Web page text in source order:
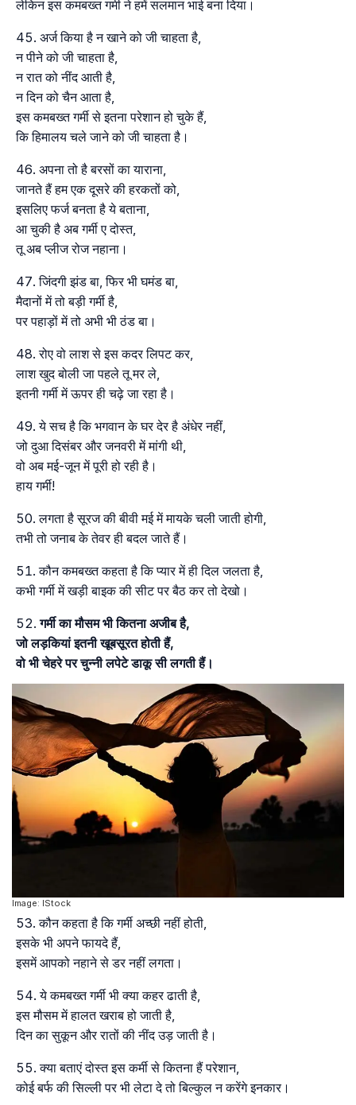
लेकिन इस कमबख्त गर्मी ने हमें सलमान भाई बना दिया।
अर्ज किया है न खाने को जी चाहता है,
न पीने को जी चाहता है,
न रात को नींद आती है,
न दिन को चैन आता है,
इस कमबख्त गर्मी से इतना परेशान हो चुके हैं,
कि हिमालय चले जाने को जी चाहता है।
अपना तो है बरसों का याराना,
जानते हैं हम एक दूसरे की हरकतों को,
इसलिए फर्ज बनता है ये बताना,
आ चुकी है अब गर्मी ए दोस्त,
तू अब प्लीज रोज नहाना।
जिंदगी झंड बा, फिर भी घमंड बा,
मैदानों में तो बड़ी गर्मी है,
पर पहाड़ों में तो अभी भी ठंड बा।
रोए वो लाश से इस कदर लिपट कर,
लाश खुद बोली जा पहले तू मर ले,
इतनी गर्मी में ऊपर ही चढ़े जा रहा है।
ये सच है कि भगवान के घर देर है अंधेर नहीं,
जो दुआ दिसंबर और जनवरी में मांगी थी,
वो अब मई-जून में पूरी हो रही है।
हाय गर्मी!
लगता है सूरज की बीवी मई में मायके चली जाती होगी,
तभी तो जनाब के तेवर ही बदल जाते हैं।
कौन कमबख्त कहता है कि प्यार में ही दिल जलता है,
कभी गर्मी में खड़ी बाइक की सीट पर बैठ कर तो देखो।
गर्मी का मौसम भी कितना अजीब है,
जो लड़कियां इतनी खूबसूरत होती हैं,
वो भी चेहरे पर चुन्नी लपेटे डाकू सी लगती हैं।
Image: IStock
कौन कहता है कि गर्मी अच्छी नहीं होती,
इसके भी अपने फायदे हैं,
इसमें आपको नहाने से डर नहीं लगता।
ये कमबख्त गर्मी भी क्या कहर ढाती है,
इस मौसम में हालत खराब हो जाती है,
दिन का सुकून और रातों की नींद उड़ जाती है।
क्या बताएं दोस्त इस कर्मी से कितना हैं परेशान,
कोई बर्फ की सिल्ली पर भी लेटा दे तो बिल्कुल न करेंगे इनकार।